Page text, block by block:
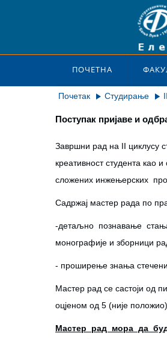
ПОЧЕТНА
Почетак Студирање
Поступак пријаве и
Завршни рад на II циклусу
креативност студента као
сложених инжењерских
Садржај мастер рада по
-детаљно познавање
монографије и зборници
- проширење знања
Мастер рад се састоји од
оцјеном од 5 (није
Мастер рад мора да